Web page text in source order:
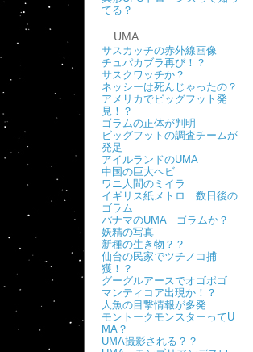
てる？
UMA
サスカッチの赤外線画像
チュパカブラ再び！？
サスクワッチか？
ネッシーは死んじゃったの？
アメリカでビッグフット発
見！？
ゴラムの正体が判明
ビッグフットの調査チームが
発足
アイルランドのUMA
中国の巨大ヘビ
ワニ人間のミイラ
イギリス紙メトロ 数日後の
ゴラム
パナマのUMA ゴラムか？
妖精の写真
新種の生き物？？
仙台の民家でツチノコ捕
獲！？
グーグルアースでオゴポゴ
マンティコア出現か！？
人魚の目撃情報が多発
モントークモンスターってU
MA？
UMA撮影される？？